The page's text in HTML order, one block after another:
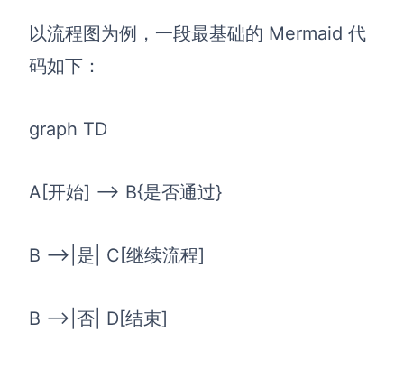
以流程图为例，一段最基础的 Mermaid 代
码如下：
graph TD
A[开始] --> B{是否通过}
B -->|是| C[继续流程]
B -->|否| D[结束]